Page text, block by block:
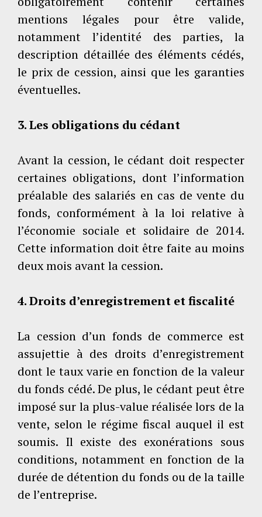
mentions légales pour être valide,
notamment l’identité des parties, la
description détaillée des éléments cédés,
le prix de cession, ainsi que les garanties
éventuelles.
3. Les obligations du cédant
Avant la cession, le cédant doit respecter
certaines obligations, dont l’information
préalable des salariés en cas de vente du
fonds, conformément à la loi relative à
l’économie sociale et solidaire de 2014.
Cette information doit être faite au moins
deux mois avant la cession.
4. Droits d’enregistrement et fiscalité
La cession d’un fonds de commerce est
assujettie à des droits d’enregistrement
dont le taux varie en fonction de la valeur
du fonds cédé. De plus, le cédant peut être
imposé sur la plus-value réalisée lors de la
vente, selon le régime fiscal auquel il est
soumis. Il existe des exonérations sous
conditions, notamment en fonction de la
durée de détention du fonds ou de la taille
de l’entreprise.